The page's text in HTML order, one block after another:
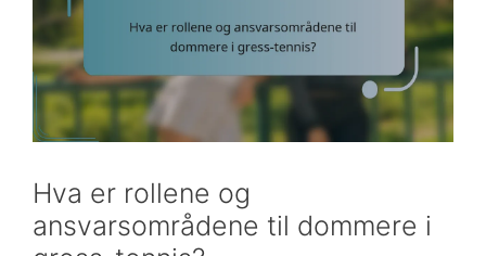
Hva er rollene og
ansvarsområdene til dommere i